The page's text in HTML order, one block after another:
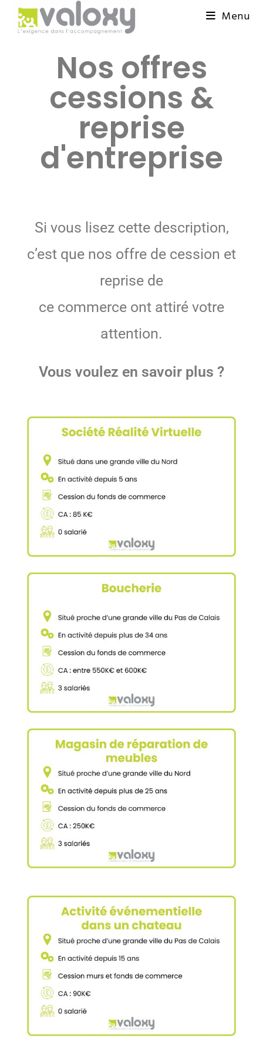
Menu
Nos offres
cessions &
reprise
d'entreprise
Si vous lisez cette description,
c’est que nos offre de cession et
reprise de
ce commerce ont attiré votre
attention.
Vous voulez en savoir plus ?